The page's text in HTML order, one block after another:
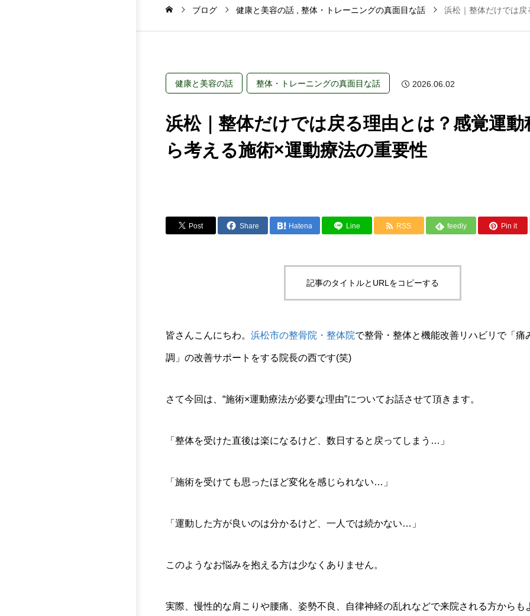
ブログ 健康と美容の話 整体・トレーニングの真面目な話 浜松｜整体だけでは
健康と美容の話 整体・トレーニングの真面目な話 2026.06.02
浜松｜整体だけでは戻る理由とは？感覚運動
ら考える施術×運動療法の重要性
Post Share Hatena Line RSS feedly Pin it
記事のタイトルとURLをコピーする
皆さんこんにちわ。 浜松市の整骨院・整体院で整骨・整体と機能改善リハビリで「痛
調」の改善サポートをする院長の西です(笑)
さて今回は、“施術×運動療法が必要な理由”についてお話させて頂きます。
「整体を受けた直後は楽になるけど、数日すると戻ってしまう…」
「施術を受けても思ったほど変化を感じられない…」
「運動した方が良いのは分かるけど、一人では続かない…」
このようなお悩みを抱える方は少なくありません。
実際、慢性的な肩こりや腰痛、姿勢不良、自律神経の乱れなどで来院される方からも